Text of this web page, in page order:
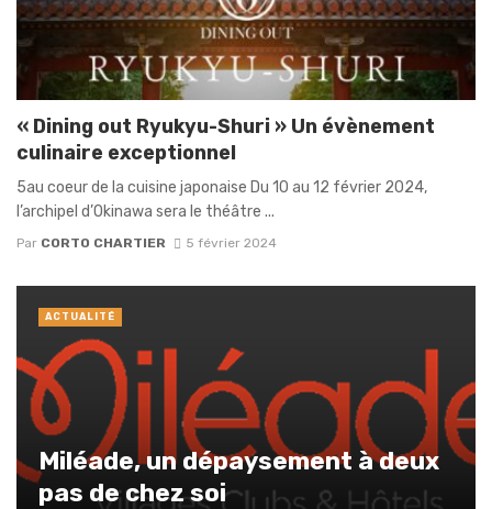
« Dining out Ryukyu-Shuri » Un évènement
culinaire exceptionnel
5au coeur de la cuisine japonaise Du 10 au 12 février 2024,
l’archipel d’Okinawa sera le théâtre ...
Par CORTO CHARTIER 5 février 2024
Miléade, un dépaysement à deux
pas de chez soi
ACTUALITÉ